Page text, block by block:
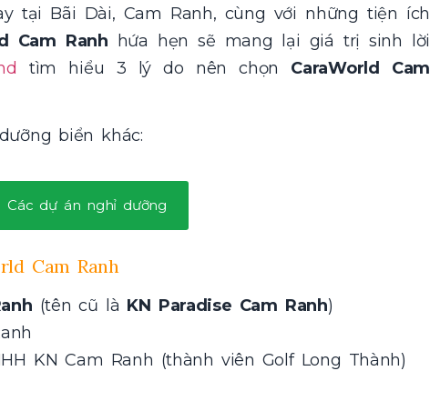
tại Bãi Dài, Cam Ranh, cùng với những tiện ích
Cam Ranh hứa hẹn sẽ mang lại giá trị sinh lời
tìm hiểu 3 lý do nên chọn CaraWorld Cam
biển khác:
Các dự án nghỉ dưỡng
Cam Ranh
(tên cũ là KN Paradise Cam Ranh)
KN Cam Ranh (thành viên Golf Long Thành)